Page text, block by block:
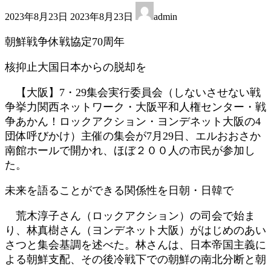
2023年8月23日 終
新
時
2023年8月23日 admin
朝鮮戦争休戦協定70周年
核抑止大国日本からの脱却を
【大阪】7・29集会実行委員会（しないさせない戦
争挙力関西ネットワーク・大阪平和人権センター・戦
争あかん！ロックアクション・ヨンデネット大阪の4
団体呼びかけ）主催の集会が7月29日、エルおおさか
南館ホールで開かれ、ほぼ２００人の市民が参加し
た。
未来を語ることができる関係性を日朝・日韓で
荒木淳子さん（ロックアクション）の司会で始ま
り、林真樹さん（ヨンデネット大阪）がはじめのあい
さつと集会基調を述べた。林さんは、日本帝国主義に
よる朝鮮支配、その後冷戦下での朝鮮の南北分断と朝